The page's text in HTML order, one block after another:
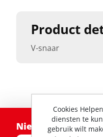
Product
V-snaar
Nieuwsbrief
Cookies
diensten te
gebruik wilt